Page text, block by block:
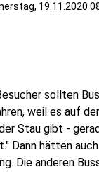
19.11.2020
sollten
weil es auf
Stau gibt -
Dann hätten
Die anderen